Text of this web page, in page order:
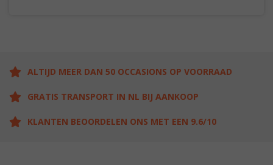
ALTIJD MEER DAN 50 OCCASIONS OP VOORRAAD
GRATIS TRANSPORT IN NL BIJ AANKOOP
KLANTEN BEOORDELEN ONS MET EEN 9.6/10